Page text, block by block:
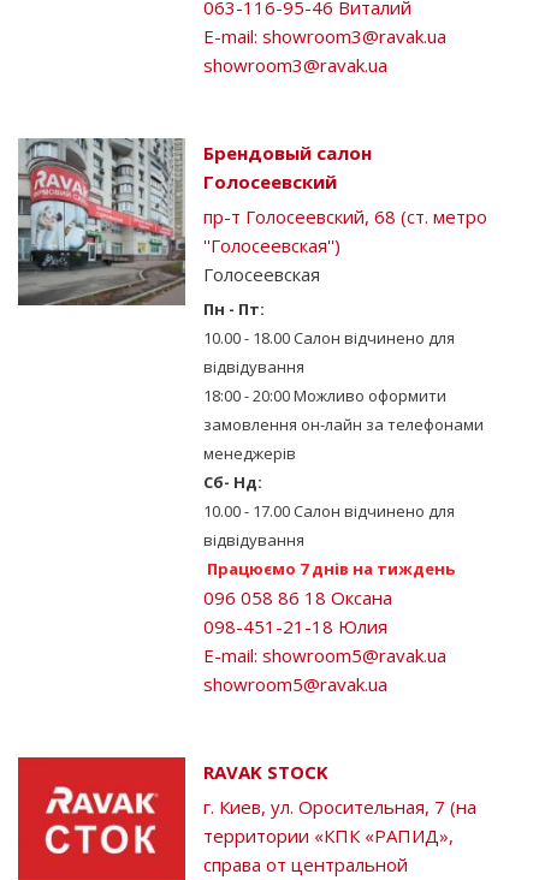
063-116-95-46 Виталий
E-mail:showroom3@ravak.ua
showroom3@ravak.ua
Брендовый салон
Голосеевский
пр-т Голосеевский, 68 (ст. метро
''Голосеевская'')
Голосеевская
Пн - Пт:
10.00 - 18.00 Салон відчинено для
відвідування
18:00 - 20:00 Можливо оформити
замовлення он-лайн за телефонами
менеджерів
Сб- Нд:
10.00 - 17.00 Салон відчинено для
відвідування
Працюємо 7 днів на тиждень
096 058 86 18 Оксана
098-451-21-18 Юлия
E-mail:showroom5@ravak.ua
showroom5@ravak.ua
RAVAK STOCK
г. Киев, ул. Оросительная, 7 (на
территории «КПК «РАПИД»,
справа от центральной